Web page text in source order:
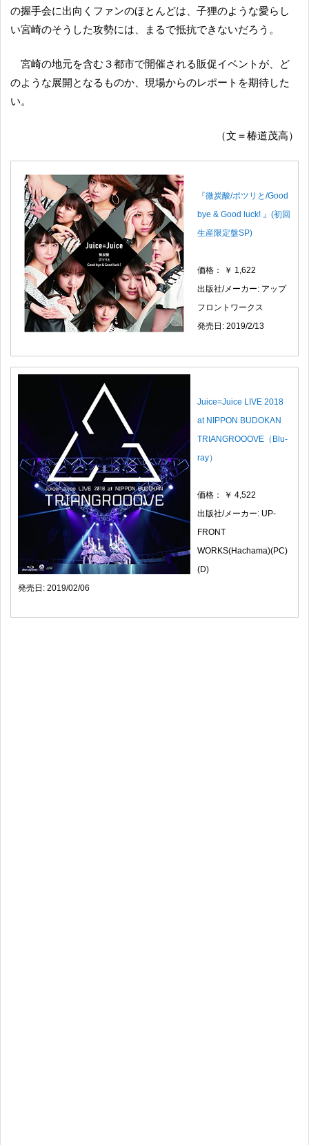
の握手会に出向くファンのほとんどは、子狸のような愛らし
い宮崎のそうした攻勢には、まるで抵抗できないだろう。
宮崎の地元を含む３都市で開催される販促イベントが、ど
のような展開となるものか、現場からのレポートを期待した
い。
（文＝椿道茂高）
『微炭酸/ポツリと/Good
bye & Good luck! 』(初回
生産限定盤SP)
価格： ￥ 1,622
出版社/メーカー: アップ
フロントワークス
発売日: 2019/2/13
Juice=Juice LIVE 2018
at NIPPON BUDOKAN
TRIANGROOOVE（Blu-
ray）
価格： ￥ 4,522
出版社/メーカー: UP-
FRONT
WORKS(Hachama)(PC)
(D)
発売日: 2019/02/06